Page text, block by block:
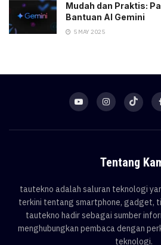
Mudah dan Praktis:
Bantuan AI Gemini
5 MAY 2025
Tentang
tautekno adalah saluran teknologi
terkini tentang smartphone, gadget,
tautekno hadir sebagai sumber
menghubungkan pembaca dengan
teknologi.